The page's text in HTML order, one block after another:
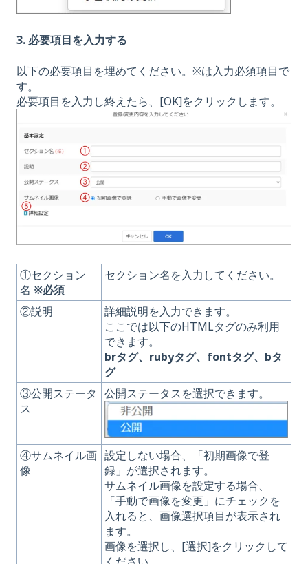
3. 必要項目を入力する
以下の必要項目を埋めてください。※は入力必須項目で
す。
必要項目を入力し終えたら、[OK]をクリックします。
①セクション
名 ※必須
セクション名を入力してください。
②説明
詳細説明を入力できます。
ここでは以下のHTMLタグのみ利用
できます。
brタグ、rubyタグ、fontタグ、bタ
グ
③公開ステータ
ス
公開ステータスを選択できます。
④サムネイル画
像
設定しない場合、「初期画像で登
録」が選択されます。
サムネイル画像を設定する場合、
「手動で画像を変更」にチェックを
入れると、画像選択項目が表示され
ます。
画像を選択し、[選択]をクリックして